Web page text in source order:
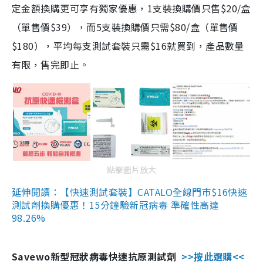
定金額換購更可享有獨家優惠，1支裝換購價只售$20/盒
（單售價$39），而5支裝換購價只需$80/盒（單售價
$180），平均每支測試套裝只需$16就買到，產品數量
有限，售完即止。
點擊圖片放大
延伸閱讀：【快速測試套裝】CATALO全線門市$16快速
測試劑換購優惠！15分鐘驗新冠病毒 準確性高達
98.26%
Savewo新型冠狀病毒快速抗原測試劑 >>按此選購<<